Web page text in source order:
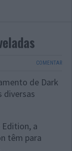
COMENTAR
de Dark
diversas
Edition, a
têm para